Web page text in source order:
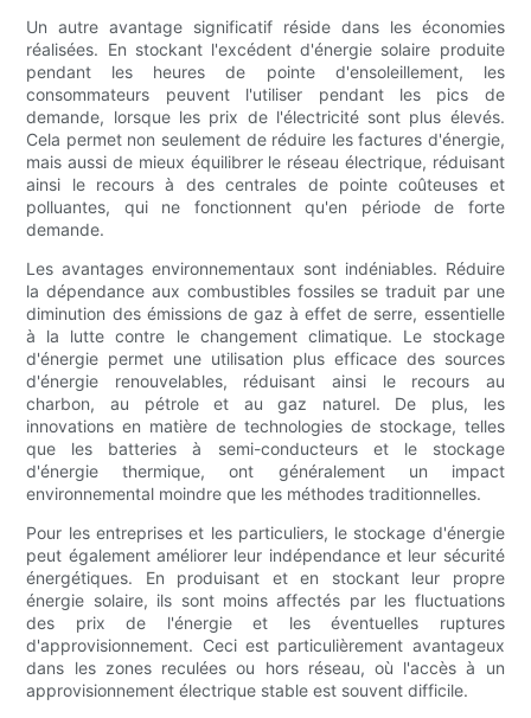
Un autre avantage significatif réside dans les économies
réalisées. En stockant l'excédent d'énergie solaire produite
pendant les heures de pointe d'ensoleillement, les
consommateurs peuvent l'utiliser pendant les pics de
demande, lorsque les prix de l'électricité sont plus élevés.
Cela permet non seulement de réduire les factures d'énergie,
mais aussi de mieux équilibrer le réseau électrique, réduisant
ainsi le recours à des centrales de pointe coûteuses et
polluantes, qui ne fonctionnent qu'en période de forte
demande.
Les avantages environnementaux sont indéniables. Réduire
la dépendance aux combustibles fossiles se traduit par une
diminution des émissions de gaz à effet de serre, essentielle
à la lutte contre le changement climatique. Le stockage
d'énergie permet une utilisation plus efficace des sources
d'énergie renouvelables, réduisant ainsi le recours au
charbon, au pétrole et au gaz naturel. De plus, les
innovations en matière de technologies de stockage, telles
que les batteries à semi-conducteurs et le stockage
d'énergie thermique, ont généralement un impact
environnemental moindre que les méthodes traditionnelles.
Pour les entreprises et les particuliers, le stockage d'énergie
peut également améliorer leur indépendance et leur sécurité
énergétiques. En produisant et en stockant leur propre
énergie solaire, ils sont moins affectés par les fluctuations
des prix de l'énergie et les éventuelles ruptures
d'approvisionnement. Ceci est particulièrement avantageux
dans les zones reculées ou hors réseau, où l'accès à un
approvisionnement électrique stable est souvent difficile.